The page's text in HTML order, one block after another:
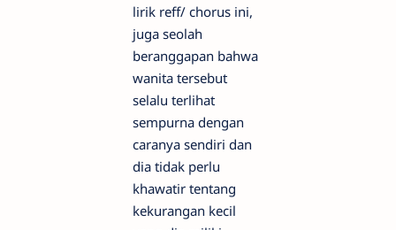
lirik reff/ chorus ini,
juga seolah
beranggapan bahwa
wanita tersebut
selalu terlihat
sempurna dengan
caranya sendiri dan
dia tidak perlu
khawatir tentang
kekurangan kecil